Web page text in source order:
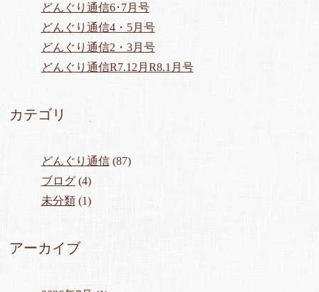
どんぐり通信6･7月号
どんぐり通信4・5月号
どんぐり通信2・3月号
どんぐり通信R7.12月R8.1月号
カテゴリ
どんぐり通信(87)
ブログ(4)
未分類(1)
アーカイブ